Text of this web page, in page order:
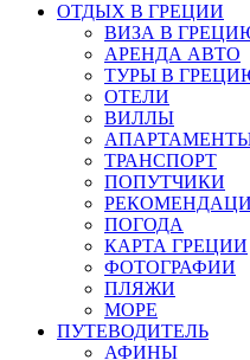
ОТДЫХ В ГРЕЦИИ
ВИЗА В
АРЕНДА АВТО
ТУРЫ В
ОТЕЛИ
ВИЛЛЫ
ТРАНСПОРТ
ПОПУТЧИКИ
ПОГОДА
КАРТА ГРЕЦИИ
ФОТОГРАФИИ
ПЛЯЖИ
МОРЕ
ПУТЕВОДИТЕЛЬ
АФИНЫ